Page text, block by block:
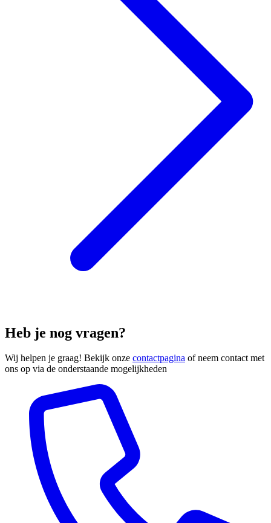
Heb je nog vragen?
Wij helpen je graag! Bekijk onze contactpagina of neem contact met
ons op via de onderstaande mogelijkheden